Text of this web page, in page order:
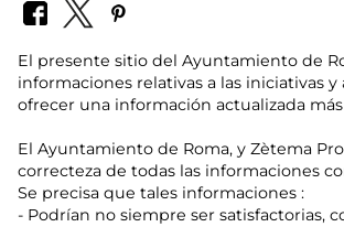
El presente sitio del Ayuntamiento de
informaciones relativas a las iniciativas
ofrecer una información actualizada más
El Ayuntamiento de Roma, y Zètema
correcteza de todas las informaciones
Se precisa que tales informaciones :
- Podrían no siempre ser satisfactorias,